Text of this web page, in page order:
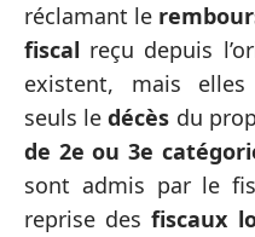
réclamant le
fiscal reçu depuis
existent, mais
seuls ledécès du
de 2e ou 3e
sont admis par le
reprise desfiscaux